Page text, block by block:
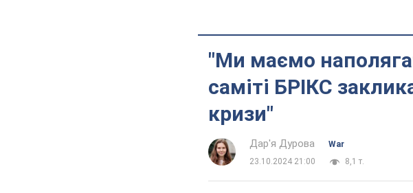
"Ми маємо
саміті БРІКС
кризи"
Дар'я Дурова
War
23.10.2024 21:00
8,1 т.